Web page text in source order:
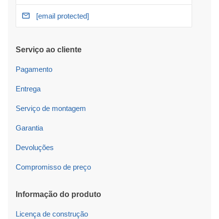
[email protected]
Serviço ao cliente
Pagamento
Entrega
Serviço de montagem
Garantia
Devoluções
Compromisso de preço
Informação do produto
Licença de construção